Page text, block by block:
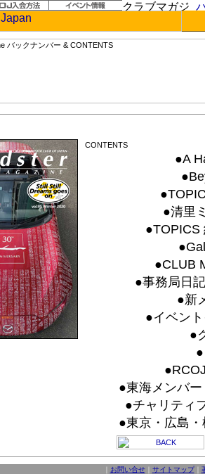
●A
●清里
●TOPICS
●CLUB
●事務局日
●新
●イベン
●
●東海メンバ
●チャリティ
●東京・広島
お問い合せ｜ サイトマップ｜